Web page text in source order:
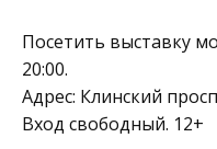
Посетить выставку
20:00.
Адрес: Клинский
Вход свободный. 12+